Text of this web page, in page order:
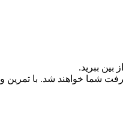
ببرید.
خواهند شد. با تمرین و